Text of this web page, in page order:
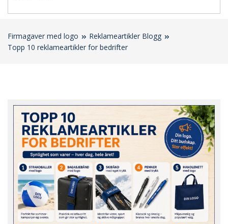
Firmagaver med logo
Reklameartikler Blogg
Topp 10 reklameartikler for bedrifter